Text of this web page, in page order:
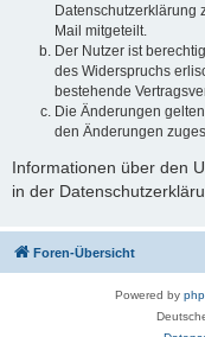
Datenschutzerklärung
Mail mitgeteilt.
Der Nutzer ist
des Widerspruchs
bestehende
Die Änderungen
den Änderungen
Informationen über den
in der
Foren-Übersicht
Powered by